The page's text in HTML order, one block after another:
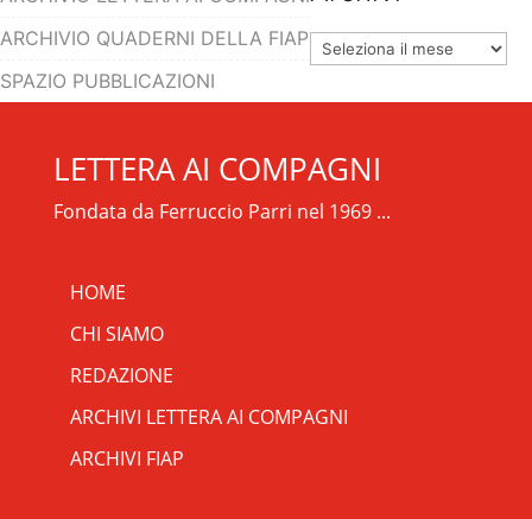
ARCHIVIO QUADERNI DELLA FIAP
SPAZIO PUBBLICAZIONI
Archivi
LETTERA AI COMPAGNI
Fondata da Ferruccio Parri nel 1969 ...
HOME
CHI SIAMO
REDAZIONE
ARCHIVI LETTERA AI COMPAGNI
ARCHIVI FIAP